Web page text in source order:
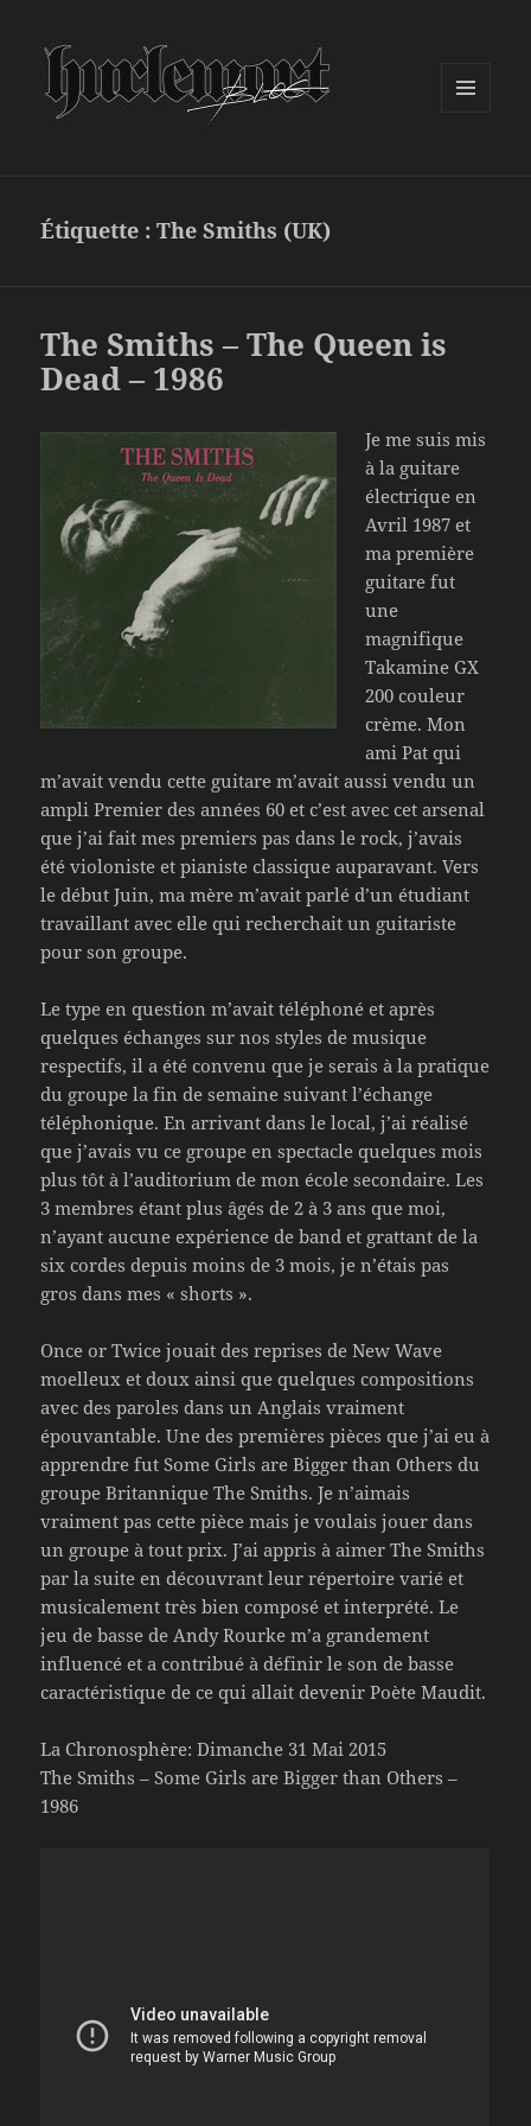
Étiquette :The Smiths (UK)
The Smiths – The Queen is
Dead – 1986
Je me suis mis
à la guitare
électrique en
Avril 1987 et
ma première
guitare fut
une
magnifique
Takamine GX
200 couleur
crème. Mon
ami Pat qui
m’avait vendu cette guitare m’avait aussi vendu un
ampli Premier des années 60 et c’est avec cet arsenal
que j’ai fait mes premiers pas dans le rock, j’avais
été violoniste et pianiste classique auparavant. Vers
le début Juin, ma mère m’avait parlé d’un étudiant
travaillant avec elle qui recherchait un guitariste
pour son groupe.
Le type en question m’avait téléphoné et après
quelques échanges sur nos styles de musique
respectifs, il a été convenu que je serais à la pratique
du groupe la fin de semaine suivant l’échange
téléphonique. En arrivant dans le local, j’ai réalisé
que j’avais vu ce groupe en spectacle quelques mois
plus tôt à l’auditorium de mon école secondaire. Les
3 membres étant plus âgés de 2 à 3 ans que moi,
n’ayant aucune expérience de band et grattant de la
six cordes depuis moins de 3 mois, je n’étais pas
gros dans mes « shorts ».
Once or Twice jouait des reprises de New Wave
moelleux et doux ainsi que quelques compositions
avec des paroles dans un Anglais vraiment
épouvantable. Une des premières pièces que j’ai eu à
apprendre fut Some Girls are Bigger than Others du
groupe Britannique The Smiths. Je n’aimais
vraiment pas cette pièce mais je voulais jouer dans
un groupe à tout prix. J’ai appris à aimer The Smiths
par la suite en découvrant leur répertoire varié et
musicalement très bien composé et interprété. Le
jeu de basse de Andy Rourke m’a grandement
influencé et a contribué à définir le son de basse
caractéristique de ce qui allait devenir Poète Maudit.
La Chronosphère: Dimanche 31 Mai 2015
The Smiths – Some Girls are Bigger than Others –
1986